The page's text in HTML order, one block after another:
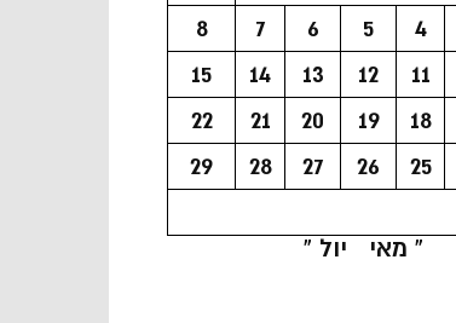
4
5
6
7
8
11
12
13
14
15
18
19
20
21
22
25
26
27
28
29
« מאי
יול »